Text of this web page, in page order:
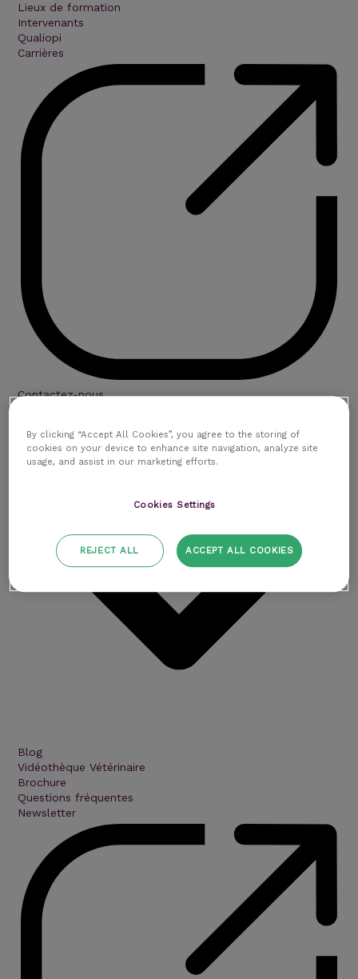
Lieux de formation
Intervenants
Qualiopi
Carrières
Contactez-nous
Blog
Vidéothèque Vétérinaire
Brochure
Questions fréquentes
Newsletter
By clicking “Accept All Cookies”, you agree to the storing of
cookies on your device to enhance site navigation, analyze site
usage, and assist in our marketing efforts.
Cookies Settings
REJECT ALL ACCEPT ALL COOKIES